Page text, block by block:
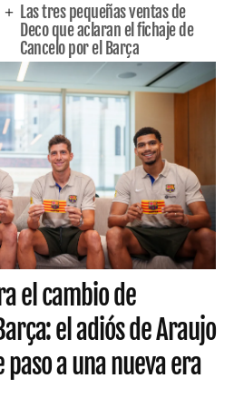
Las tres pequeñas ventas de
Deco que aclaran el fichaje de
Cancelo por el Barça
el cambio de
el adiós de Araujo
a una nueva era